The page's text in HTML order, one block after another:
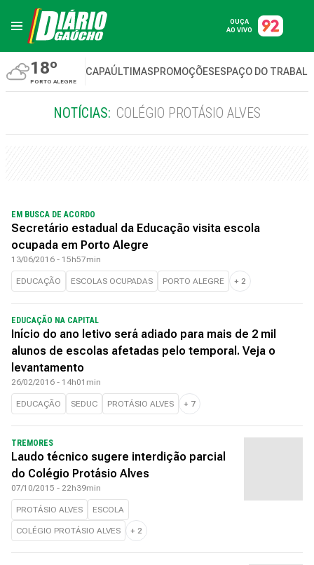
OUÇA
AO VIVO
18º
PORTO ALEGRE
CAPAÚLTIMASPROMOÇÕESESPAÇO DO
NOTÍCIAS: COLÉGIO PROTÁSIO ALVES
EM BUSCA DE ACORDO
Secretário estadual da Educação visita escola
ocupada em Porto Alegre
13/06/2016 - 15h57min
EDUCAÇÃO ESCOLAS OCUPADAS PORTO ALEGRE + 2
EDUCAÇÃO NA CAPITAL
Início do ano letivo será adiado para mais de 2 mil
alunos de escolas afetadas pelo temporal. Veja o
levantamento
26/02/2016 - 14h01min
EDUCAÇÃO SEDUC PROTÁSIO ALVES + 7
TREMORES
Laudo técnico sugere interdição parcial
do Colégio Protásio Alves
07/10/2015 - 22h39min
PROTÁSIO ALVES ESCOLA
COLÉGIO PROTÁSIO ALVES + 2